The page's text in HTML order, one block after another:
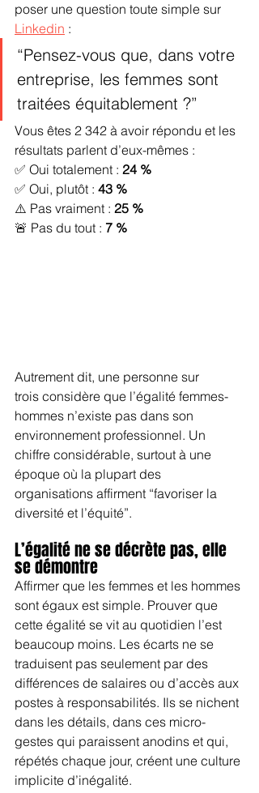
poser une question toute simple sur
Linkedin :
“Pensez-vous que, dans votre
entreprise, les femmes sont
traitées équitablement ?”
Vous êtes 2 342 à avoir répondu et les
résultats parlent d’eux-mêmes :
✅ Oui totalement : 24 %
✅ Oui, plutôt : 43 %
⚠️ Pas vraiment : 25 %
🚨 Pas du tout : 7 %
Autrement dit, une personne sur
trois considère que l’égalité femmes-
hommes n’existe pas dans son
environnement professionnel. Un
chiffre considérable, surtout à une
époque où la plupart des
organisations affirment “favoriser la
diversité et l’équité”.
L’égalité ne se décrète pas, elle
se démontre
Affirmer que les femmes et les hommes
sont égaux est simple. Prouver que
cette égalité se vit au quotidien l’est
beaucoup moins. Les écarts ne se
traduisent pas seulement par des
différences de salaires ou d’accès aux
postes à responsabilités. Ils se nichent
dans les détails, dans ces micro-
gestes qui paraissent anodins et qui,
répétés chaque jour, créent une culture
implicite d’inégalité.